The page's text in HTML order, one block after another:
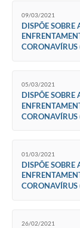
09/03/2021
DISPÕE SOBRE
05/03/2021
DISPÕE SOBRE
01/03/2021
DISPÕE SOBRE
26/02/2021